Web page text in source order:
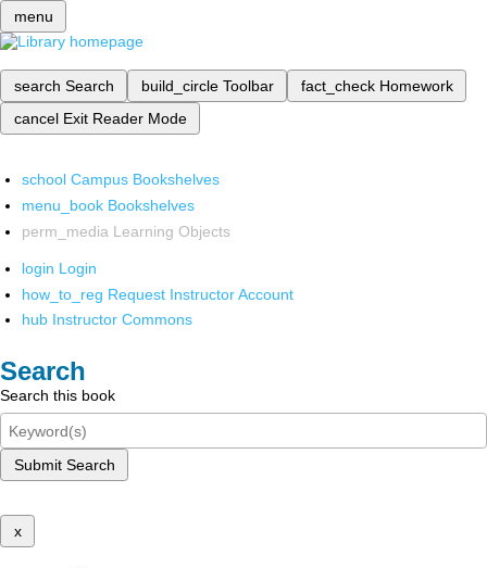
menu
search Search build_circle Toolbar fact_check Homework
cancel Exit Reader Mode
school Campus Bookshelves
menu_book Bookshelves
perm_media Learning Objects
login Login
how_to_reg Request Instructor Account
hub Instructor Commons
Search
Search this book
Submit Search
x